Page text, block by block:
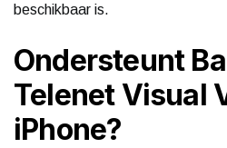
beschikbaar is.
Ondersteunt
Telenet Visual
iPhone?